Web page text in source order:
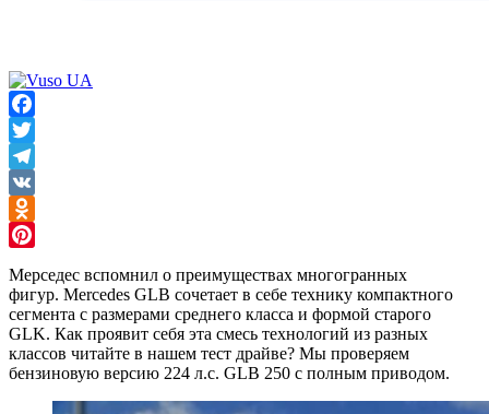
Facebook
Twitter
Telegram
VK
Odnoklassniki
Мерседес вспомнил о преимуществах многогранных
фигур. Mercedes GLB сочетает в себе технику компактного
сегмента с размерами среднего класса и формой старого
GLK. Как проявит себя эта смесь технологий из разных
классов читайте в нашем тест драйве? Мы проверяем
бензиновую версию 224 л.с. GLB 250 с полным приводом.